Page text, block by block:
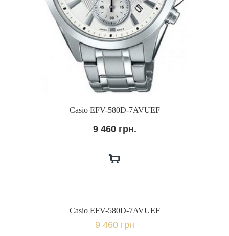
Casio EFV-580D-7AVUEF
9 460 грн.
Casio EFV-580D-7AVUEF
9 460 грн